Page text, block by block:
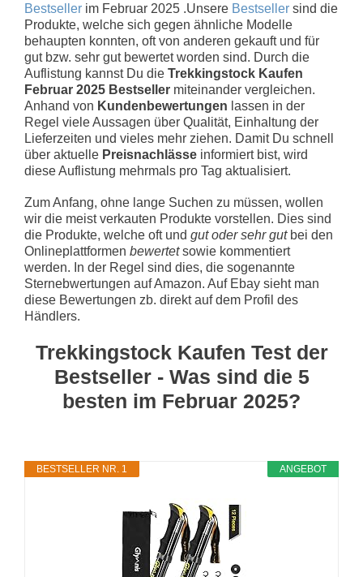
Bestseller im Februar 2025 .Unsere Bestseller sind die
Produkte, welche sich gegen ähnliche Modelle
behaupten konnten, oft von anderen gekauft und für
gut bzw. sehr gut bewertet worden sind. Durch die
Auflistung kannst Du die Trekkingstock Kaufen
Februar 2025 Bestseller miteinander vergleichen.
Anhand von Kundenbewertungen lassen in der
Regel viele Aussagen über Qualität, Einhaltung der
Lieferzeiten und vieles mehr ziehen. Damit Du schnell
über aktuelle Preisnachlässe informiert bist, wird
diese Auflistung mehrmals pro Tag aktualisiert.
Zum Anfang, ohne lange Suchen zu müssen, wollen
wir die meist verkauten Produkte vorstellen. Dies sind
die Produkte, welche oft und gut oder sehr gutbei den
Onlineplattformen bewertetsowie kommentiert
werden. In der Regel sind dies, die sogenannte
Sternebwertungen auf Amazon. Auf Ebay sieht man
diese Bewertungen zb. direkt auf dem Profil des
Händlers.
Trekkingstock Kaufen Test der
Bestseller - Was sind die 5
besten im Februar 2025?
ANGEBOT
BESTSELLER NR. 1